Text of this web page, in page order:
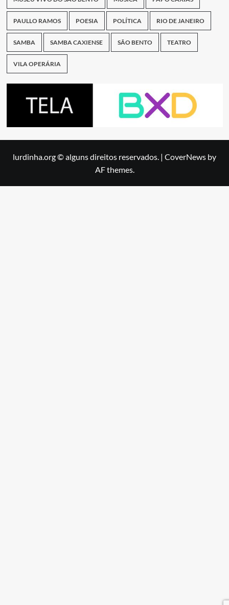
PAULLO RAMOS POESIA POLÍTICA RIO DE JANEIRO
SAMBA SAMBA CAXIENSE SÃO BENTO TEATRO
VILA OPERÁRIA
lurdinha.org © alguns direitos reservados. | CoverNews by
AF themes.